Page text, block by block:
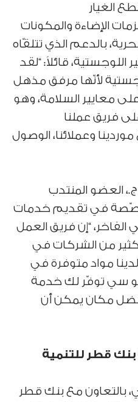
الغيار
الإضاءة والمكونات
بالدعم الذي تتلقّاه
قائلاً: “لقد
لأنّها مرفق مذهل
معايير السلامة، وهو
فريق عملنا
وعملائنا، الوصول
العضو المنتدب
في تقديم خدمات
الفاخر، “إن فريق العمل
من الشركات في
مواد متوفرة في
سي توفّر لك خدمة
مكان يمكن أن
قطر للتنمية
مع بنك قطر